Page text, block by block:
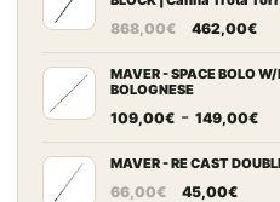
868,00€
Il
originale
era:
868,00€.
462,00€Il
MAVER - SPACE BOLO
BOLOGNESE
109,00€ - 149,00€
MAVER - RE CAST
66,00€
Il
45,00€Il